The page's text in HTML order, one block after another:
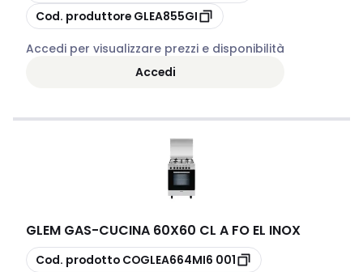
copia
Cod. produttore GLEA855GI
Accedi per visualizzare prezzi e disponibilità
Accedi
GLEM GAS-CUCINA 60X60 CL A FO EL INOX
copia
Cod. prodotto
COGLEA664MI6 001